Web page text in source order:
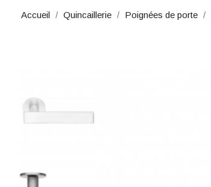
Accueil Quincaillerie Poignées de porte